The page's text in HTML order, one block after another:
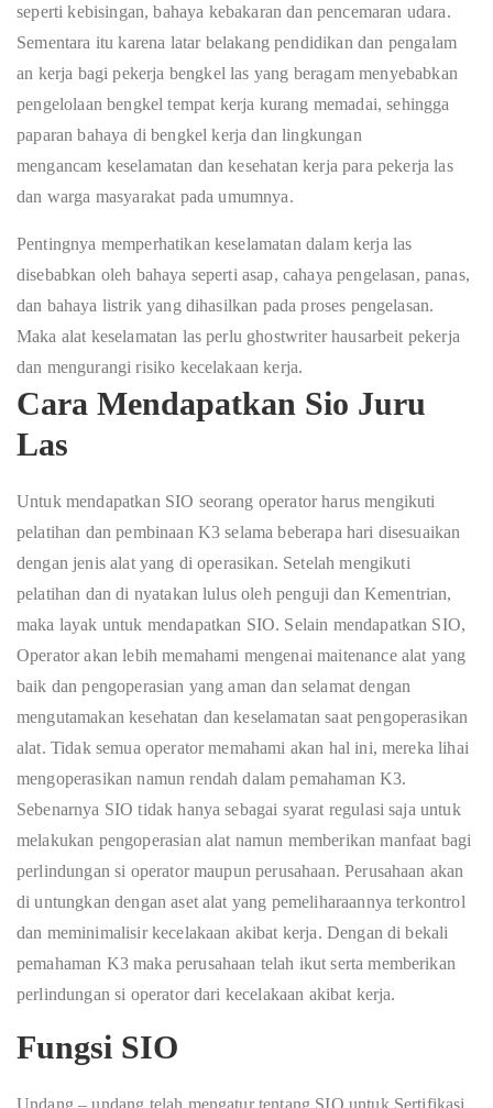
sepertikebisingan, bahaya kebakaran dan pencemaran udara.
Sementara itu karena latar belakang pendidikan dan pengalam
an kerja bagi pekerja bengkel las yang beragam menyebabkan
pengelolaan bengkel tempat kerja kurang memadai,sehingga
paparan bahaya di bengkel kerja dan lingkungan
mengancam keselamatan dan kesehatan kerja para pekerja las
dan warga masyarakat padaumumnya.
Pentingnya memperhatikan keselamatan dalam kerja las
disebabkan oleh bahaya seperti asap, cahaya pengelasan, panas,
dan bahaya listrik yang dihasilkan pada proses pengelasan.
Maka alat keselamatan las perlu ghostwriter hausarbeit pekerja
dan mengurangi risiko kecelakaan kerja.
Cara Mendapatkan Sio Juru
Las
Untuk mendapatkan SIO seorang operator harus mengikuti
pelatihan dan pembinaan K3 selama beberapa hari disesuaikan
dengan jenis alat yang di operasikan. Setelah mengikuti
pelatihan dan di nyatakan lulus oleh penguji dan Kementrian,
maka layak untuk mendapatkan SIO. Selain mendapatkan SIO,
Operator akan lebih memahami mengenai maitenance alat yang
baik dan pengoperasian yang aman dan selamat dengan
mengutamakan kesehatan dan keselamatan saat pengoperasikan
alat. Tidak semua operator memahami akan hal ini, mereka lihai
mengoperasikan namun rendah dalam pemahaman K3.
Sebenarnya SIO tidak hanya sebagai syarat regulasi saja untuk
melakukan pengoperasian alat namun memberikan manfaat bagi
perlindungan si operator maupun perusahaan. Perusahaan akan
di untungkan dengan aset alat yang pemeliharaannya terkontrol
dan meminimalisir kecelakaan akibat kerja. Dengan di bekali
pemahaman K3 maka perusahaan telah ikut serta memberikan
perlindungan si operator dari kecelakaan akibat kerja.
Fungsi SIO
Undang – undang telah mengatur tentang SIO untuk Sertifikasi